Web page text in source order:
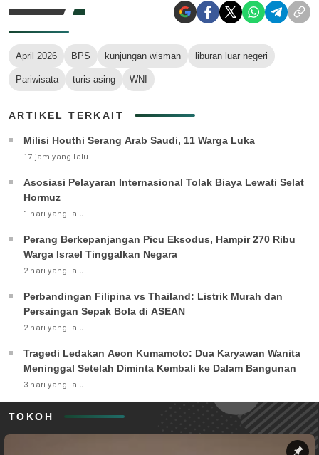
April 2026 BPS kunjungan wisman liburan luar negeri
Pariwisata turis asing WNI
ARTIKEL TERKAIT
Milisi Houthi Serang Arab Saudi, 11 Warga Luka
17 jam yang lalu
Asosiasi Pelayaran Internasional Tolak Biaya Lewati Selat
Hormuz
1 hari yang lalu
Perang Berkepanjangan Picu Eksodus, Hampir 270 Ribu
Warga Israel Tinggalkan Negara
2 hari yang lalu
Perbandingan Filipina vs Thailand: Listrik Murah dan
Persaingan Sepak Bola di ASEAN
2 hari yang lalu
Tragedi Ledakan Aeon Kumamoto: Dua Karyawan Wanita
Meninggal Setelah Diminta Kembali ke Dalam Bangunan
3 hari yang lalu
TOKOH